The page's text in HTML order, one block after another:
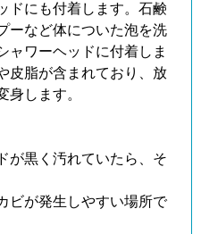
ドにも付着します。石鹸
ーなど体についた泡を洗
ャワーヘッドに付着しま
皮脂が含まれており、放
身します。
が黒く汚れていたら、そ
ビが発生しやすい場所で